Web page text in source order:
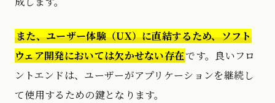
また、ユーザー体験（UX）に直結するため、ソフト
ウェア開発においては欠かせない存在です。良いフロ
ントエンドは、ユーザーがアプリケーションを継続し
て使用するための鍵となります。